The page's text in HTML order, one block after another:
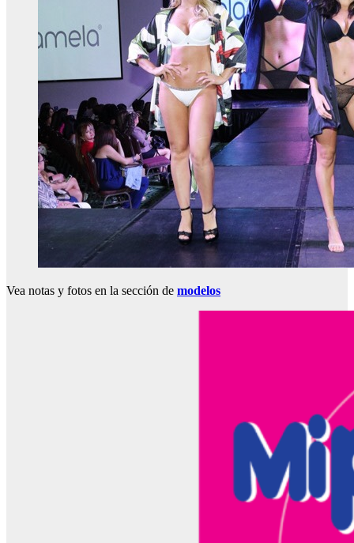
Vea notas y fotos en la sección de modelos